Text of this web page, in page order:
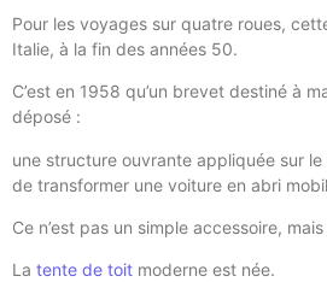
Pour les voyages sur quatre roues,
Italie, à la fin des années 50.
C’est en 1958 qu’un brevet destiné à
déposé :
une structure ouvrante appliquée sur
de transformer une voiture en abri
Ce n’est pas un simple accessoire,
La tente de toit moderne est née.